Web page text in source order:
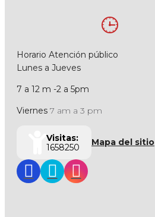
Horario Atención público
Lunes a Jueves
7 a 12 m -2 a 5pm
Viernes 7 am a 3 pm
Visitas:
1658250
Mapa del sitio